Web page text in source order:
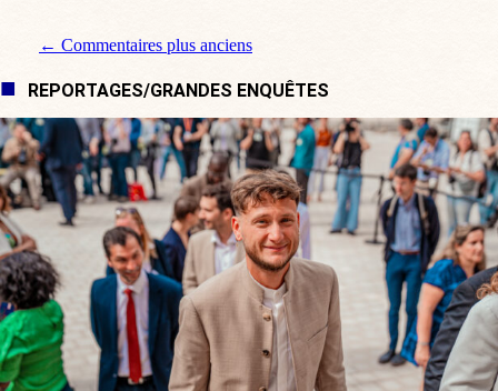
Navigation de commentaire
← Commentaires plus anciens
REPORTAGES/GRANDES ENQUÊTES